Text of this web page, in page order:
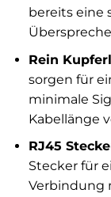
bereits eine
Rein
sorgen für
minimale
Kabellänge
RJ45
Stecker für
Verbindung